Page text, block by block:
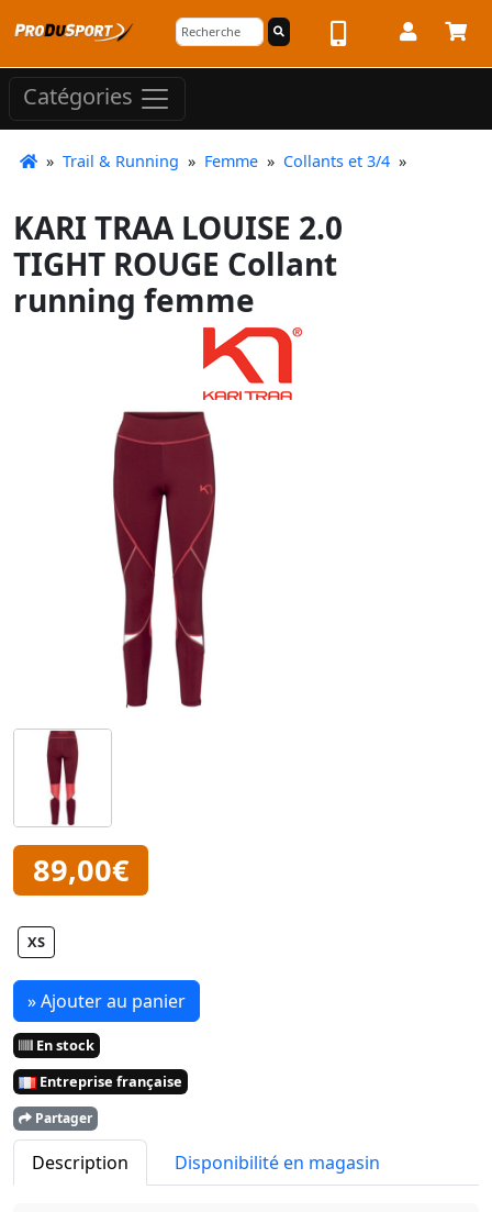
Catégories
» Trail & Running » Femme » Collants et 3/4 »
KARI TRAA LOUISE 2.0
TIGHT ROUGE Collant
running femme
89,00€
XS
» Ajouter au panier
En stock
Entreprise française
Partager
Description Disponibilité en magasin